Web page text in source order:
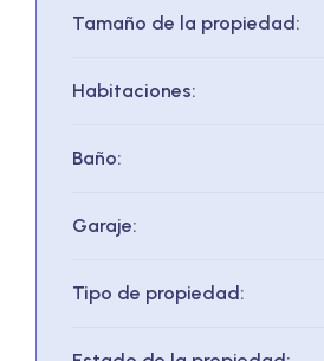
Tamaño de la propiedad:
Habitaciones:
Baño:
Garaje:
Tipo de propiedad: